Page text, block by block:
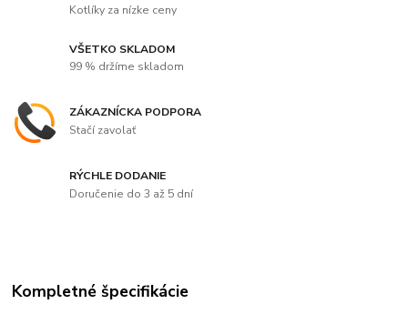
Kotlíky za nízke ceny
VŠETKO SKLADOM
99 % držíme skladom
ZÁKAZNÍCKA PODPORA
Stačí zavolať
RÝCHLE DODANIE
Doručenie do 3 až 5 dní
Kompletné špecifikácie